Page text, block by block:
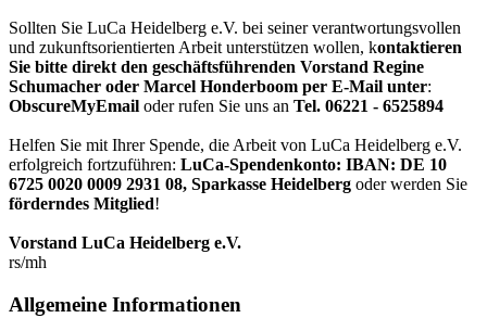
Sollten Sie LuCa Heidelberg e.V. bei seiner verantwortungsvollen
und zukunftsorientierten Arbeit unterstützen wollen, kontaktieren
Sie bitte direkt den geschäftsführenden Vorstand Regine
Schumacher oder Marcel Honderboom per E-Mail unter:
ObscureMyEmail oder rufen Sie uns an Tel. 06221 - 6525894
Helfen Sie mit Ihrer Spende, die Arbeit von LuCa Heidelberg e.V.
erfolgreich fortzuführen: LuCa-Spendenkonto: IBAN: DE 10
6725 0020 0009 2931 08, Sparkasse Heidelberg oder werden Sie
förderndes Mitglied!
Vorstand LuCa Heidelberg e.V.
rs/mh
Allgemeine Informationen